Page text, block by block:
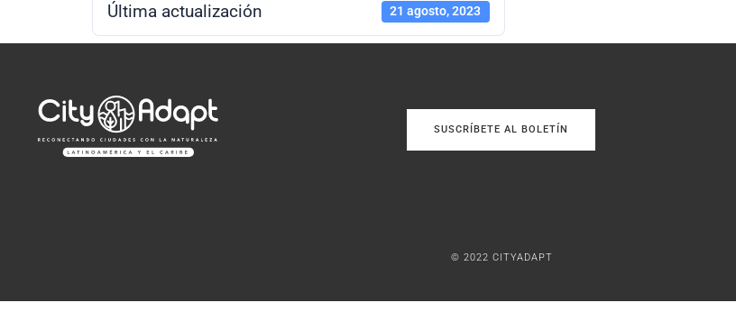
Última actualización 21 agosto, 2023
SUSCRÍBETE AL BOLETÍN
© 2022 CITYADAPT